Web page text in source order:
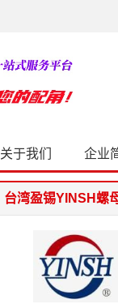
关于我们 企业
台湾盈锡YINSH螺